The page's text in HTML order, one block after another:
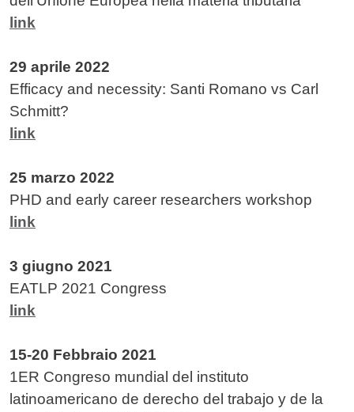
link
29 aprile 2022
Efficacy and necessity: Santi Romano vs Carl
Schmitt?
link
25 marzo 2022
PHD and early career researchers workshop
link
3 giugno 2021
EATLP 2021 Congress
link
15-20 Febbraio 2021
1ER Congreso mundial del instituto
latinoamericano de derecho del trabajo y de la